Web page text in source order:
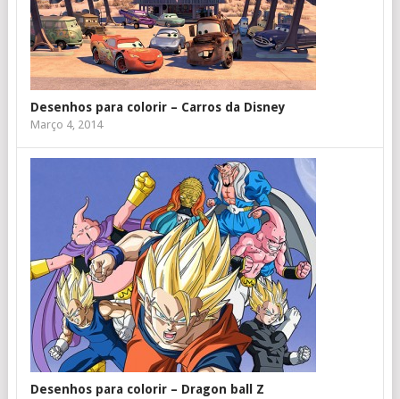
Desenhos para colorir – Carros da Disney
Março 4, 2014
Desenhos para colorir – Dragon ball Z